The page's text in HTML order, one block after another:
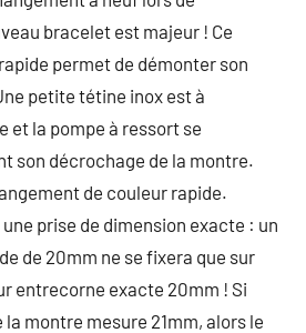
bracelet est majeur ! Ce
permet de démonter son
petite tétine inox est à
et la pompe à ressort se
son décrochage de la montre.
de couleur rapide.
prise de dimension exacte : un
de 20mm ne se fixera que sur
entrecorne exacte 20mm ! Si
la montre mesure 21mm, alors le